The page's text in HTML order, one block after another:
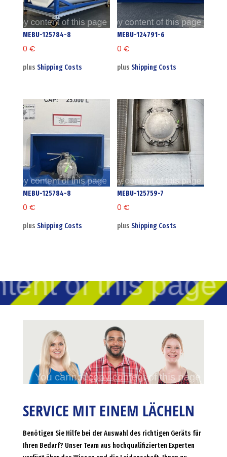
MEBU-125784-8
0 €
plus Shipping Costs
MEBU-124791-6
0€
plusShipping Costs
MEBU-125784-8
0 €
plus Shipping Costs
MEBU-125759-7
0€
plusShipping Costs
SERVICE MIT EINEM LÄCHELN
Benötigen Sie Hilfe bei der Auswahl des richtigen Geräts für
Ihren Bedarf? Unser Team aus hochqualifizierten Experten